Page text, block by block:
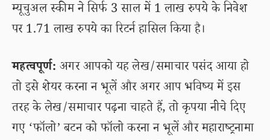
म्यूचुअल स्कीम ने सिर्फ 3 साल में 1 लाख रुपये के निवेश
पर 1.71 लाख रुपये का रिटर्न हासिल किया है।
महत्वपूर्ण: अगर आपको यह लेख/समाचार पसंद आया हो
तो इसे शेयर करना न भूलें और अगर आप भविष्य में इस
तरह के लेख/समाचार पढ़ना चाहते हैं, तो कृपया नीचे दिए
गए ‘फॉलो’ बटन को फॉलो करना न भूलें और महाराष्ट्रनामा